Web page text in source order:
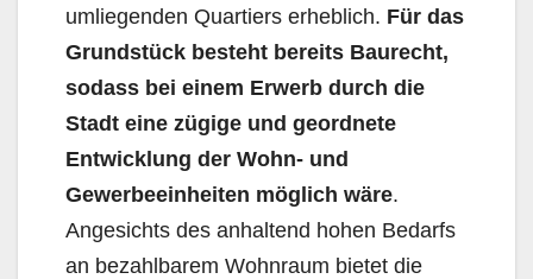
umliegenden Quartiers erheblich. Für das
Grundstück besteht bereits Baurecht,
sodass bei einem Erwerb durch die
Stadt eine zügige und geordnete
Entwicklung der Wohn- und
Gewerbeeinheiten möglich wäre.
Angesichts des anhaltend hohen Bedarfs
an bezahlbarem Wohnraum bietet die